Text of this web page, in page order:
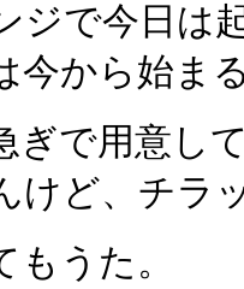
で今日は
今から始ま
ぎで用意し
けど、チラ
うた。